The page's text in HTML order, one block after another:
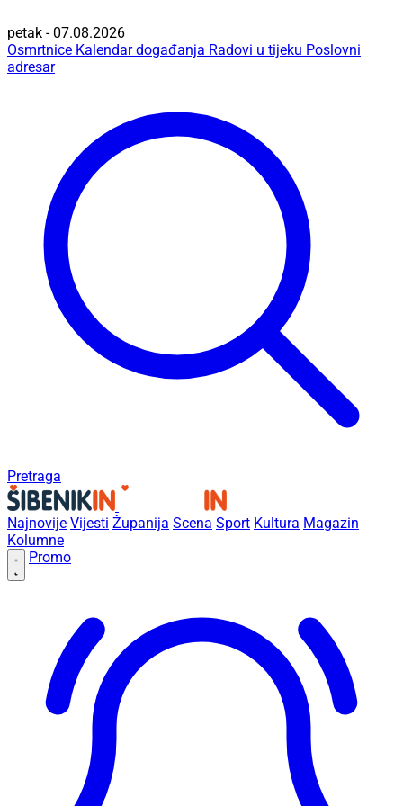
petak - 07.08.2026
Osmrtnice Kalendar događanja Radovi u tijeku Poslovni
adresar
Pretraga
Najnovije Vijesti Županija Scena Sport Kultura Magazin
Kolumne
Promo